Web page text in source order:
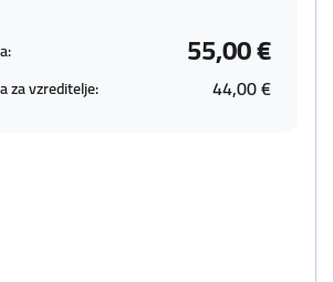
55,00 €
za vzreditelje: 44,00 €